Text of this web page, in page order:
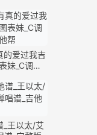
的爱过我吉
妹_C调弹
_王以太/艾